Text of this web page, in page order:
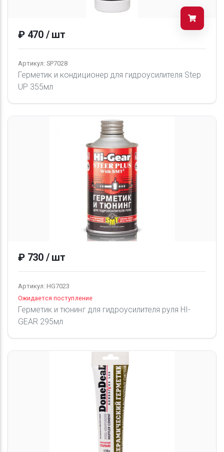
₽ 470 / шт
Артикул: SP7028
Герметик и кондиционер для гидроусилителя Step
UP 355мл
₽ 730 / шт
Артикул: HG7023
Ожидается поступление
Герметик и тюнинг для гидроусилителя руля HI-
GEAR 295мл